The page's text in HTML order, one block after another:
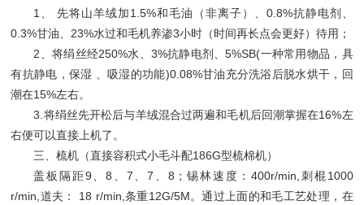
1、 先将山羊绒加1.5%和毛油（非离子）、0.8%抗静电剂、
0.3%甘油、23%水过和毛机养渗3小时（时间再长点会更好）待用；
2、将绢丝经250%水、3%抗静电剂、5%SB(一种常用物品，具
有抗静电，保湿 、吸湿的功能)0.08%甘油充分洗浴后脱水烘干，回
潮在15%左右。
3.将绢丝先开松后与羊绒混合过两遍和毛机后回潮掌握在16%左
右便可以直接上机了。
三、梳机（直接容积式小毛斗配186G型梳棉机）
盖板隔距9、8、7、7、8；锡林速度：400r/min,刺棍1000
r/min,道夫： 18 r/min,条重12G/5M。通过上面的和毛工艺处理，在